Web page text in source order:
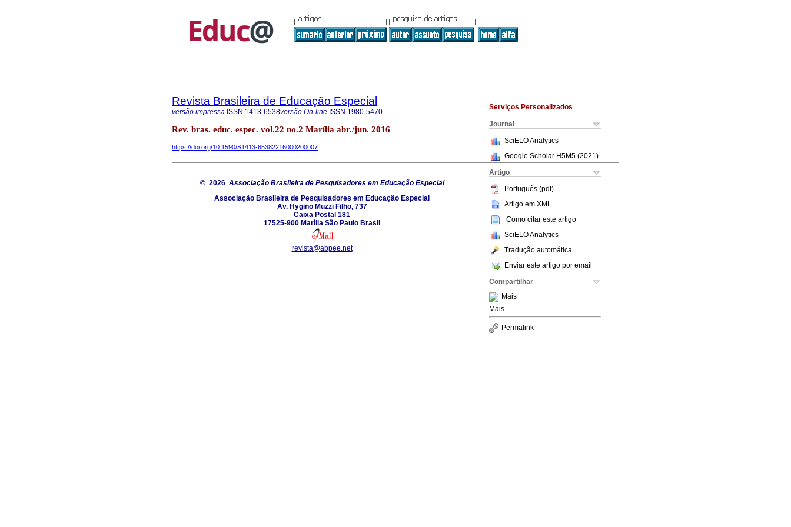
Serviços Personalizados
Journal
SciELO Analytics
Google Scholar H5M5 (2021 )
Artigo
Português (pdf)
Artigo em XML
Como citar este artigo
SciELO Analytics
Tradução automática
Enviar este artigo por email
Compartilhar
Mais
Mais
Permalink
Revista Brasileira de Educação Especial
versão impressa ISSN 1413-6538versão On-line ISSN 1980-5470
Rev. bras. educ. espec. vol.22 no.2 Marília abr./jun. 2016
https://doi.org/10.1590/S1413-65382216000200007
© 2026 Associação Brasileira de Pesquisadores em Educação Especial
Associação Brasileira de Pesquisadores em Educação Especial
Av. Hygino Muzzi Filho, 737
Caixa Postal 181
17525-900 Marília São Paulo Brasil
revista@abpee.net